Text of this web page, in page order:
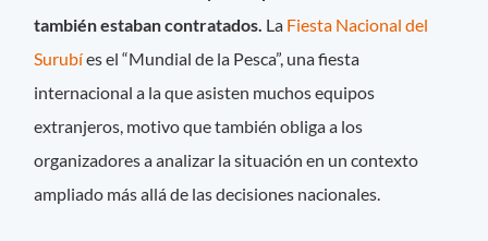
también estaban contratados. La Fiesta Nacional del
Surubíes el “Mundial de la Pesca”, una fiesta
internacional a la que asisten muchos equipos
extranjeros, motivo que también obliga a los
organizadores a analizar la situación en un contexto
ampliado más allá de las decisiones nacionales.